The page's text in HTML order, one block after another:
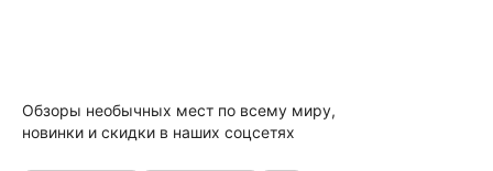
Обзоры необычных мест по всему миру,
новинки и скидки в наших соцсетях